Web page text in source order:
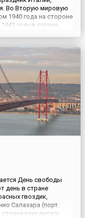
Во Вторую мировую
1940 года на стороне
году в стране
День свободы
день в стране
гвоздик,
Салазара (порт.
находилась